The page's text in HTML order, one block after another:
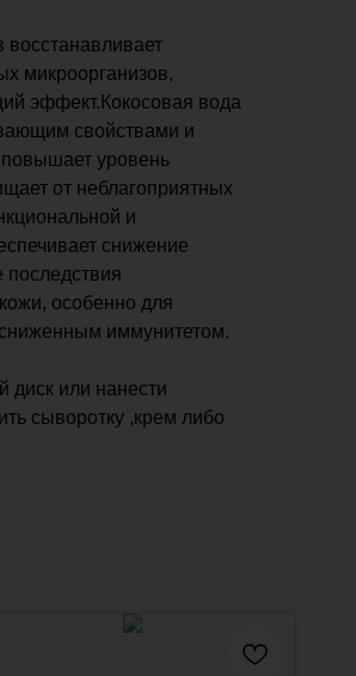
микроорганизов,
эффект.Кокосовая вода
свойствами и
повышает уровень
от неблагоприятных
и
снижение
особенно для
сниженным иммунитетом.
диск или нанести
сыворотку ,крем либо